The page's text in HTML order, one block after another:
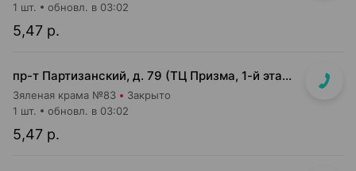
5,47 р.
1 шт. обновл. в 03:02
пр-т Партизанский, д. 79 (ТЦ Призма, 1-й этаж, возле Mark Formelle)
Зяленая крама №83 Закрыто
5,47 р.
1 шт. обновл. в 03:02